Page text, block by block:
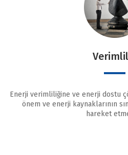
Enerji verimliliğine ve enerji dostu
önem ve enerji kaynaklarının
hareket